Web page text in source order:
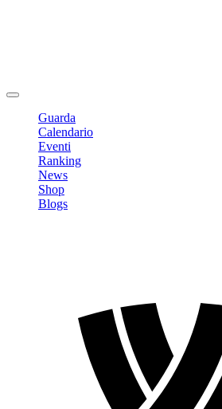
Guarda
Calendario
Eventi
Ranking
News
Shop
Blogs